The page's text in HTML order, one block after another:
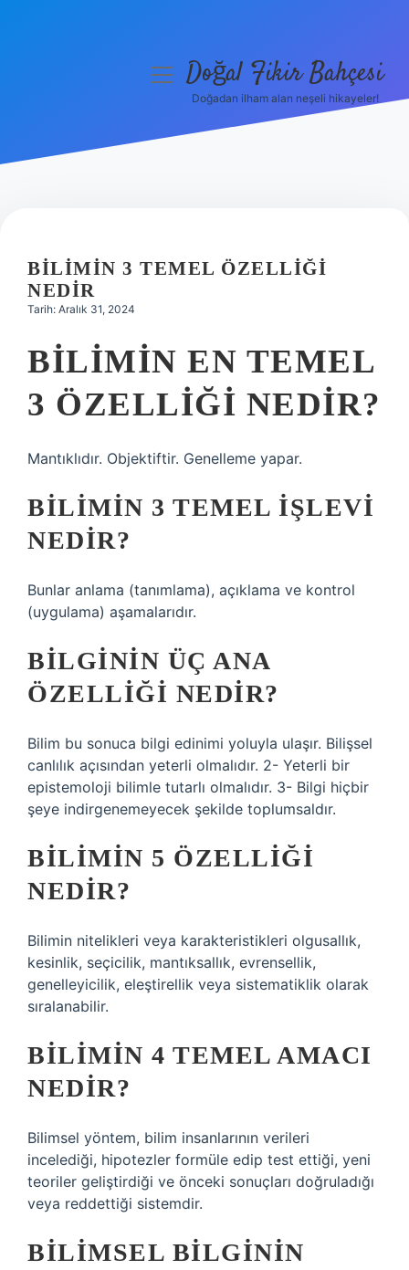
Hakkımızda
menüyüDoğal Fikir Bahçesi
Doğadan ilham alan neşeli hikayeler!
BILIMIN 3 TEMEL ÖZELLIĞI
NEDIR
Tarih: Aralık 31, 2024
BILIMIN EN TEMEL
3 ÖZELLIĞI NEDIR?
Mantıklıdır. Objektiftir. Genelleme yapar.
BILIMIN 3 TEMEL İŞLEVI
NEDIR?
Bunlar anlama (tanımlama), açıklama ve kontrol
(uygulama) aşamalarıdır.
BILGININ ÜÇ ANA
ÖZELLIĞI NEDIR?
Bilim bu sonuca bilgi edinimi yoluyla ulaşır. Bilişsel
canlılık açısından yeterli olmalıdır. 2- Yeterli bir
epistemoloji bilimle tutarlı olmalıdır. 3- Bilgi hiçbir
şeye indirgenemeyecek şekilde toplumsaldır.
BILIMIN 5 ÖZELLIĞI
NEDIR?
Bilimin nitelikleri veya karakteristikleri olgusallık,
kesinlik, seçicilik, mantıksallık, evrensellik,
genelleyicilik, eleştirellik veya sistematiklik olarak
sıralanabilir.
BILIMIN 4 TEMEL AMACI
NEDIR?
Bilimsel yöntem, bilim insanlarının verileri
incelediği, hipotezler formüle edip test ettiği, yeni
teoriler geliştirdiği ve önceki sonuçları doğruladığı
veya reddettiği sistemdir.
BILIMSEL BILGININ